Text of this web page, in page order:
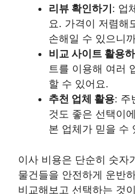
리뷰 확인하기 : 업
요. 가격이 저렴해
손해일 수 있으니
비교 사이트 활용하
트를 이용해 여러
할 수 있어요.
추천 업체 활용: 주
것도 좋은 선택이
본 업체가 믿을 수
이사 비용은 단순히 숫자
물건들을 안전하게 운반
비교해보고 선택하는 것